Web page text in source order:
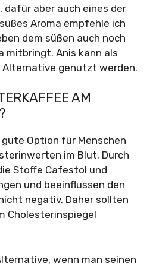
aber auch eines der
Aroma empfehle ich
dem süßen auch noch
mitbringt. Anis kann als
genutzt werden.
AM
Option für Menschen
im Blut. Durch
Stoffe Cafestol und
und beeinflussen den
negativ. Daher sollten
Cholesterinspiegel
wenn man seinen